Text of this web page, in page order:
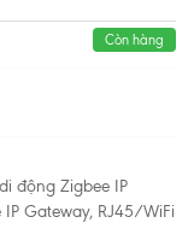
Còn hàng
động Zigbee IP
Gateway, RJ45/WiFi